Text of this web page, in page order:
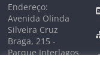
Endereço:
Avenida Olinda
Silveira Cruz
Braga, 215 -
Parque Interlagos